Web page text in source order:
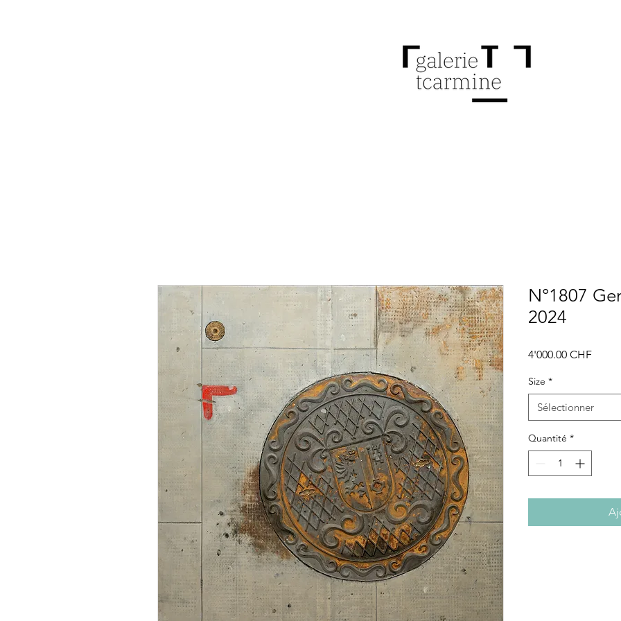
N°1807
2024
4'000.00 CHFPrix
Size *
Sélectionner
Quantité *